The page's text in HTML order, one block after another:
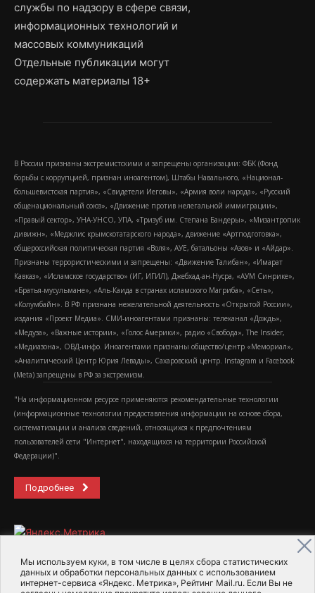
Мы используем куки, в том числе в целях сбора статистических
данных и обработки персональных данных с использованием
интернет-сервиса «Яндекс. Метрика», Рейтинг Mail.ru. Если Вы не
службы по надзору в сфере связи,
информационных технологий и
массовых коммуникаций
Отдельные публикации могут
содержать материалы 18+
В России признаны экстремистскими и запрещены организации: ФБК (Фонд
борьбы с коррупцией, признан иноагентом), Штабы Навального, «Национал-
большевистская партия», «Свидетели Иеговы», «Армия воли народа», «Русский
общенациональный союз», «Движение против нелегальной иммиграции»,
«Правый сектор», УНА-УНСО, УПА, «Тризуб им. Степана Бандеры», «Мизантропик
дивижн», «Меджлис крымскотатарского народа», движение «Артподготовка»,
общероссийская политическая партия «Воля», АУЕ, батальоны «Азов» и «Айдар».
Признаны террористическими и запрещены: «Движение Талибан», «Имарат
Кавказ», «Исламское государство» (ИГ, ИГИЛ), Джебхад-ан-Нусра, «АУМ Синрике»,
«Братья-мусульмане», «Аль-Каида в странах исламского Магриба», «Сеть»,
«Колумбайн». В РФ признана нежелательной деятельность «Открытой России»,
издания «Проект Медиа». СМИ-иноагентами признаны: телеканал «Дождь»,
«Медуза», «Важные истории», «Голос Америки», радио «Свобода», The Insider,
«Медиазона», ОВД-инфо. Иноагентами признаны общество/центр «Мемориал»,
«Аналитический Центр Юрия Левады», Сахаровский центр. Instagram и Facebook
(Metа) запрещены в РФ за экстремизм.
"На информационном ресурсе применяются рекомендательные технологии
(информационные технологии предоставления информации на основе сбора,
систематизации и анализа сведений, относящихся к предпочтениям
пользователей сети "Интернет", находящихся на территории Российской
Федерации)".
Подробнее